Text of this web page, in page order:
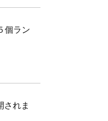
個ラン
されま